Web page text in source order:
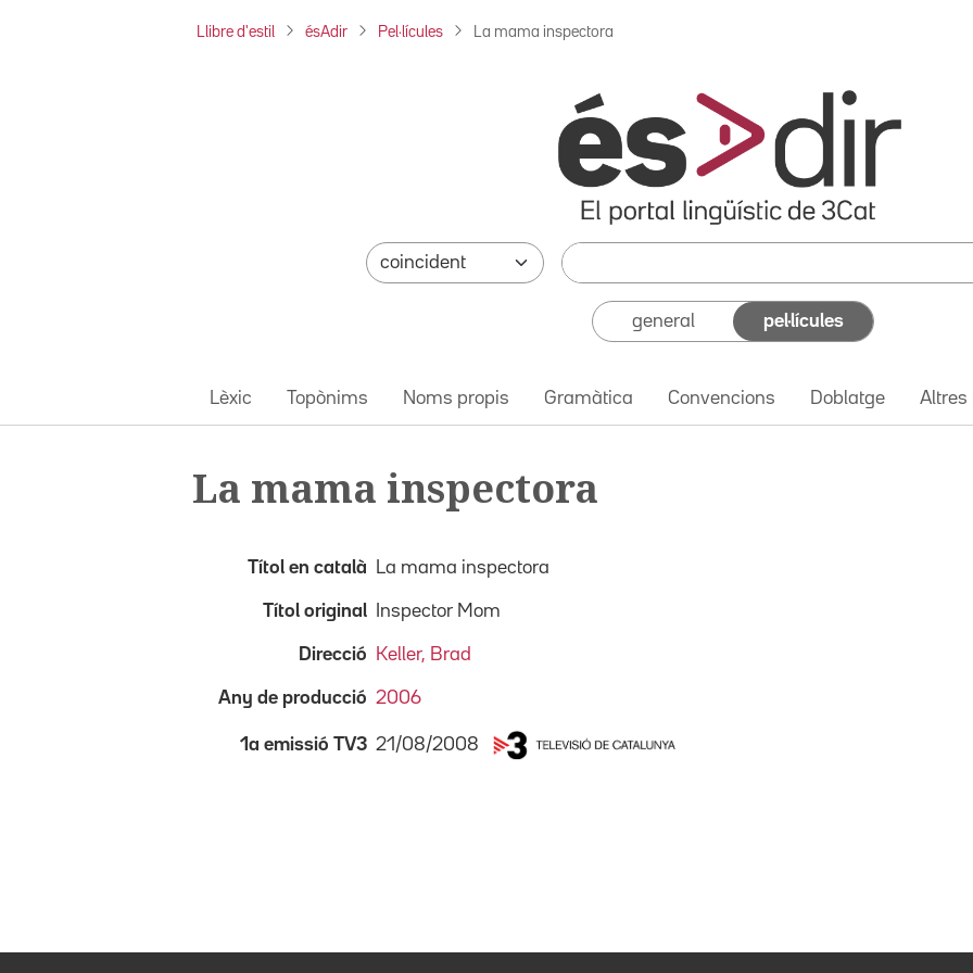
Llibre d'estil ésAdir Pel·lícules La mama inspectora
general pel·lícules
Lèxic Topònims Noms propis Gramàtica Convencions Doblatge Altres
La mama inspectora
Títol en català La mama inspectora
Títol original Inspector Mom
Direcció Keller, Brad
Any de producció 2006
1a emissió TV3 21/08/2008